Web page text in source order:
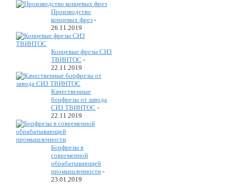
Производство
концевых фрез -
26.11.2019
Концевые фрезы СИЗ
ТВИНТОС -
22.11.2019
Качественные
борфрезы от завода
СИЗ ТВИНТОС -
22.11.2019
Борфрезы в
современной
обрабатывающей
промышленности -
23.01.2019